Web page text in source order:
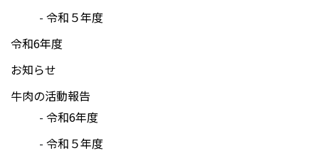
令和５年度
令和6年度
お知らせ
牛肉の活動報告
令和6年度
令和５年度